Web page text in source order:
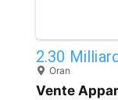
2.30
Oran
Vente